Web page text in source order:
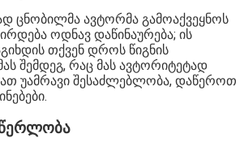
ცნობილმა ავტორმა გამოაქვეყნოს
ოდნავ დაწინაურება; ის
თქვენ დროს წიგნის
შემდეგ, რაც მას ავტორიტეტად
უამრავი შესაძლებლობა, დაწეროთ